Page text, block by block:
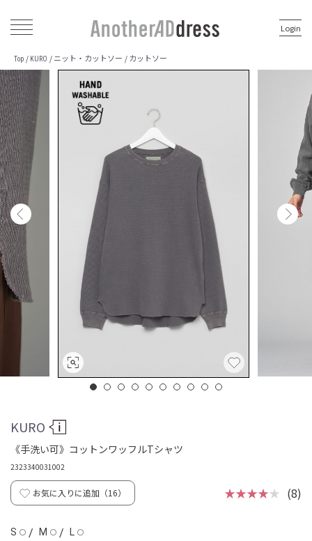
Login
Top / KURO / ニット・カットソー / カットソー
KURO
《手洗い可》コットンワッフルTシャツ
2323340031002
お気に入りに追加（16） ★★★★★ (8)
S ◯ / M ◯ / L ◯